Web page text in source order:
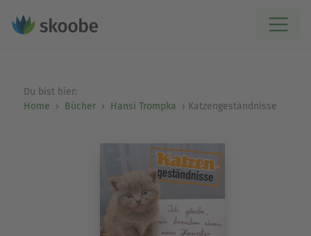
Du bist hier:
Home
Bücher Hansi Trompka Katzengeständnisse